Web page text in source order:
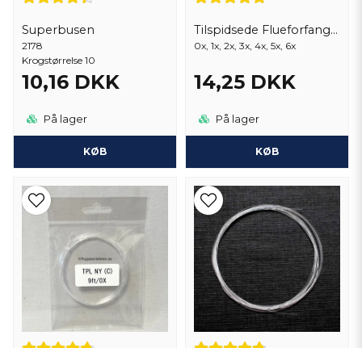
Superbusen
2178
Krogstørrelse 10
10,16 DKK
På lager
KØB
Tilspidsede Flueforfang 9 fod
0x, 1x, 2x, 3x, 4x, 5x, 6x
14,25 DKK
På lager
KØB